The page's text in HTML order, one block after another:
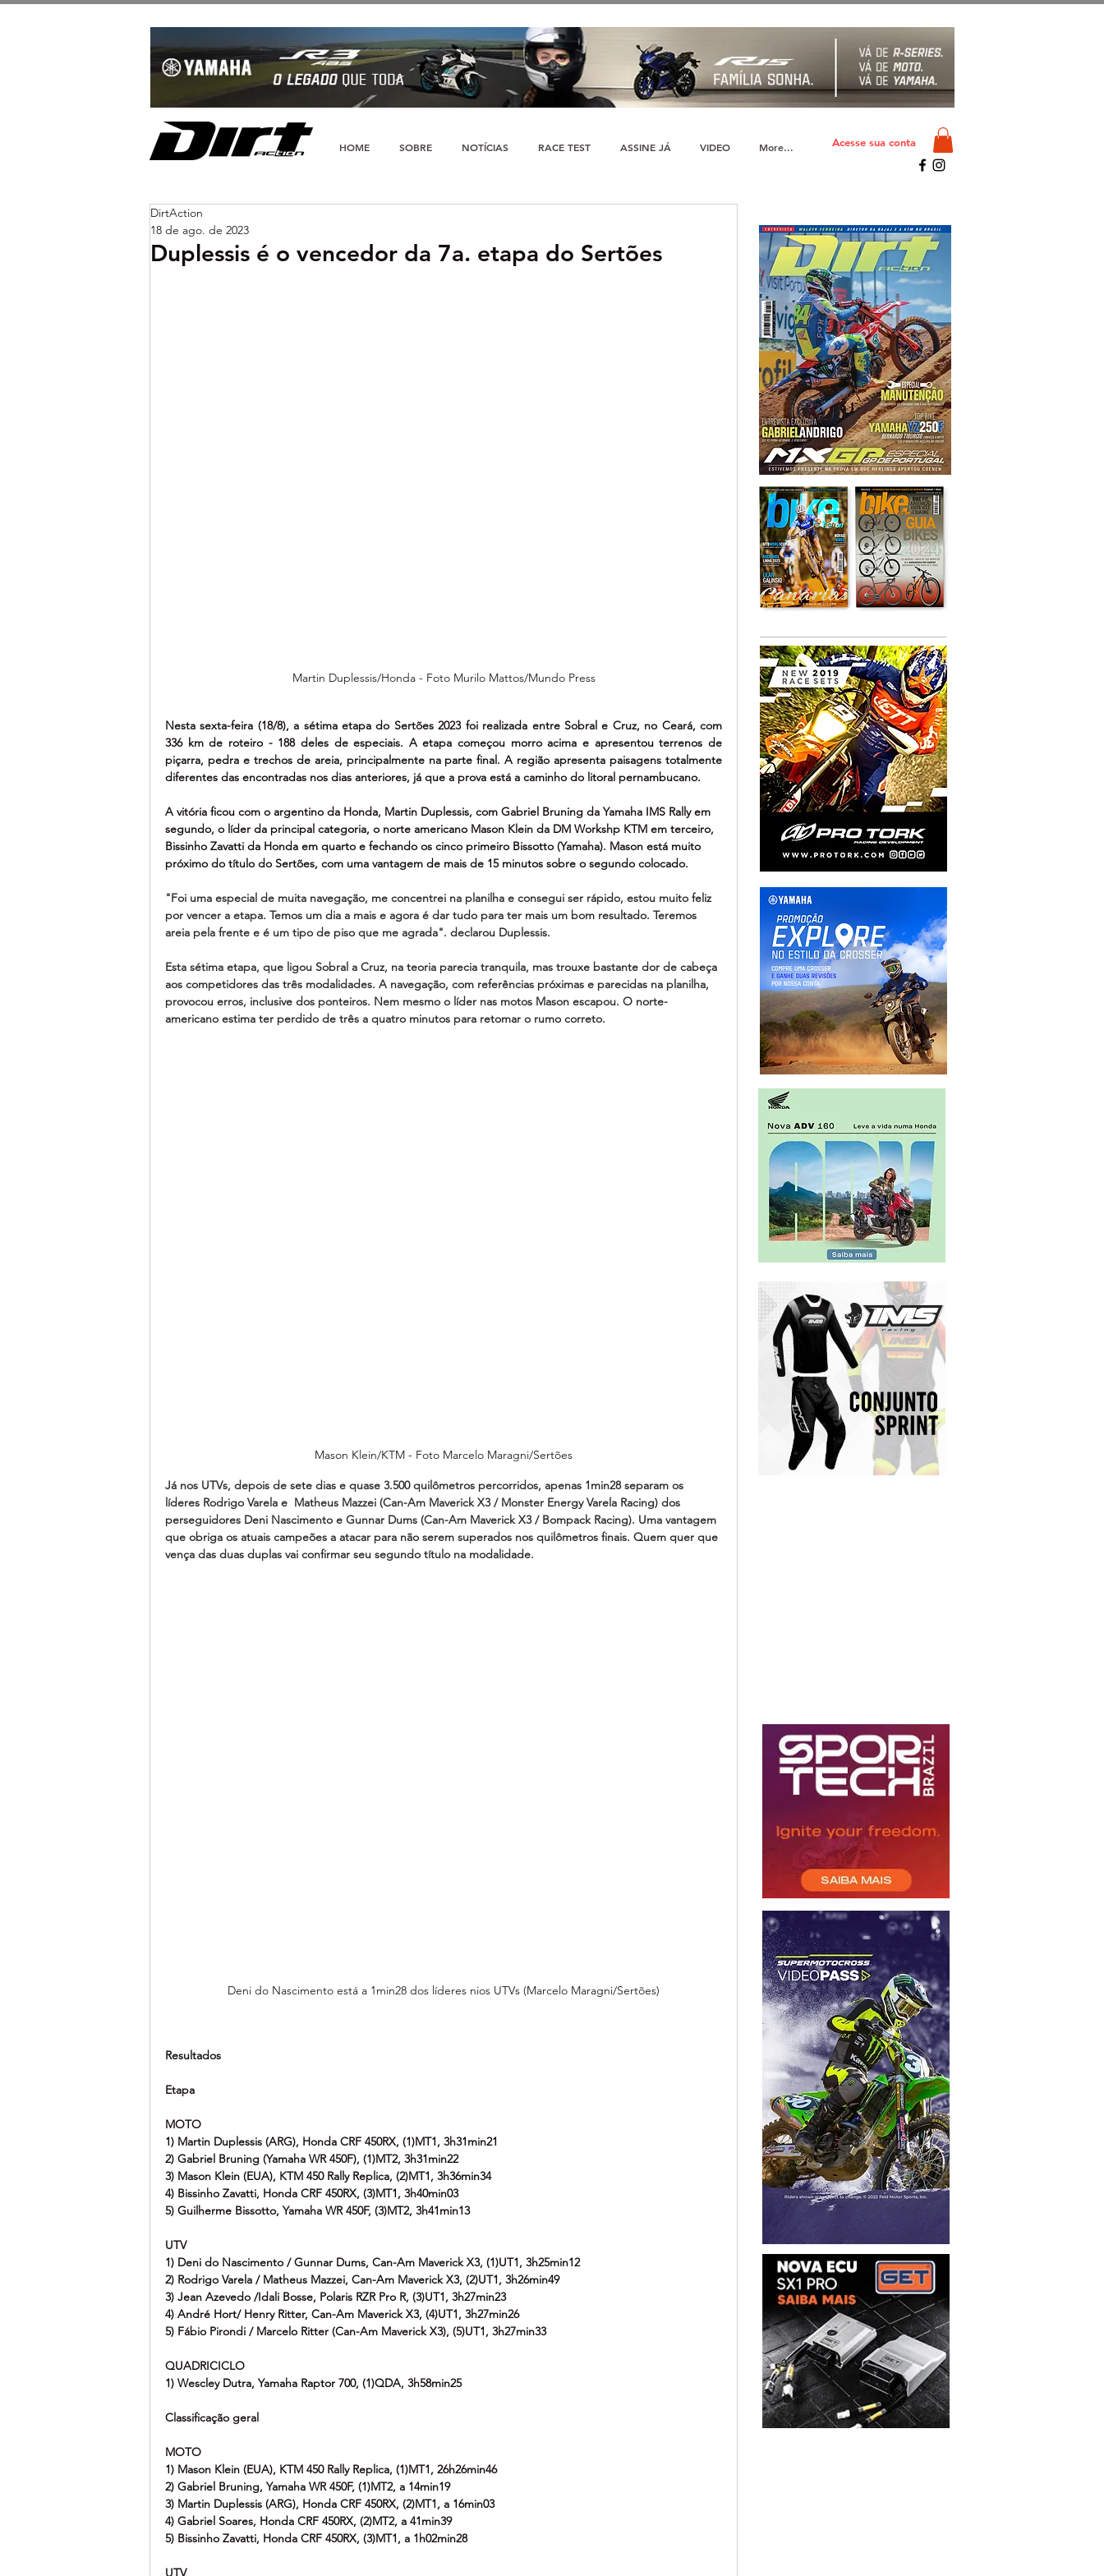
HOME SOBRE NOTÍCIAS RACE TEST ASSINE JÁ VIDEO More... Acesse sua conta
Duplessis é o vencedor da 7a. etapa do Sertões
DirtAction
18 de ago. de 2023
Martin Duplessis/Honda - Foto Murilo Mattos/Mundo Press
Nesta sexta-feira (18/8), a sétima etapa do Sertões 2023 foi realizada entre Sobral e Cruz, no Ceará, com
336 km de roteiro - 188 deles de especiais. A etapa começou morro acima e apresentou terrenos de
piçarra, pedra e trechos de areia, principalmente na parte final. A região apresenta paisagens totalmente
diferentes das encontradas nos dias anteriores, já que a prova está a caminho do litoral pernambucano.
A vitória ficou com o argentino da Honda, Martin Duplessis, com Gabriel Bruning da Yamaha IMS Rally em
segundo, o líder da principal categoria, o norte americano Mason Klein da DM Workshp KTM em terceiro,
Bissinho Zavatti da Honda em quarto e fechando os cinco primeiro Bissotto (Yamaha). Mason está muito
próximo do título do Sertões, com uma vantagem de mais de 15 minutos sobre o segundo colocado.
"Foi uma especial de muita navegação, me concentrei na planilha e consegui ser rápido, estou muito feliz
por vencer a etapa. Temos um dia a mais e agora é dar tudo para ter mais um bom resultado. Teremos
areia pela frente e é um tipo de piso que me agrada". declarou Duplessis.
Esta sétima etapa, que ligou Sobral a Cruz, na teoria parecia tranquila, mas trouxe bastante dor de cabeça
aos competidores das três modalidades. A navegação, com referências próximas e parecidas na planilha,
provocou erros, inclusive dos ponteiros. Nem mesmo o líder nas motos Mason escapou. O norte-
americano estima ter perdido de três a quatro minutos para retomar o rumo correto.
Mason Klein/KTM - Foto Marcelo Maragni/Sertões
Já nos UTVs, depois de sete dias e quase 3.500 quilômetros percorridos, apenas 1min28 separam os
líderes Rodrigo Varela e  Matheus Mazzei (Can-Am Maverick X3 / Monster Energy Varela Racing) dos
perseguidores Deni Nascimento e Gunnar Dums (Can-Am Maverick X3 / Bompack Racing). Uma vantagem
que obriga os atuais campeões a atacar para não serem superados nos quilômetros finais. Quem quer que
vença das duas duplas vai confirmar seu segundo título na modalidade.
Deni do Nascimento está a 1min28 dos líderes nios UTVs (Marcelo Maragni/Sertões)
Resultados
Etapa
MOTO
1) Martin Duplessis (ARG), Honda CRF 450RX, (1)MT1, 3h31min21
2) Gabriel Bruning (Yamaha WR 450F), (1)MT2, 3h31min22
3) Mason Klein (EUA), KTM 450 Rally Replica, (2)MT1, 3h36min34
4) Bissinho Zavatti, Honda CRF 450RX, (3)MT1, 3h40min03
5) Guilherme Bissotto, Yamaha WR 450F, (3)MT2, 3h41min13
UTV
1) Deni do Nascimento / Gunnar Dums, Can-Am Maverick X3, (1)UT1, 3h25min12
2) Rodrigo Varela / Matheus Mazzei, Can-Am Maverick X3, (2)UT1, 3h26min49
3) Jean Azevedo /Idali Bosse, Polaris RZR Pro R, (3)UT1, 3h27min23
4) André Hort/ Henry Ritter, Can-Am Maverick X3, (4)UT1, 3h27min26
5) Fábio Pirondi / Marcelo Ritter (Can-Am Maverick X3), (5)UT1, 3h27min33
QUADRICICLO
1) Wescley Dutra, Yamaha Raptor 700, (1)QDA, 3h58min25
Classificação geral
MOTO
1) Mason Klein (EUA), KTM 450 Rally Replica, (1)MT1, 26h26min46
2) Gabriel Bruning, Yamaha WR 450F, (1)MT2, a 14min19
3) Martin Duplessis (ARG), Honda CRF 450RX, (2)MT1, a 16min03
4) Gabriel Soares, Honda CRF 450RX, (2)MT2, a 41min39
5) Bissinho Zavatti, Honda CRF 450RX, (3)MT1, a 1h02min28
UTV